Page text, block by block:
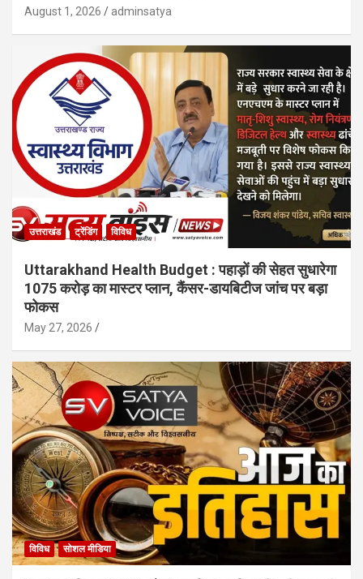
August 1, 2026 adminsatya
उत्तराखंड ट्रेंडिंग विविध
Uttarakhand Health Budget : पहाड़ों की सेहत सुधारेगा
1075 करोड़ का मास्टर प्लान, कैंसर-डायबिटीज जांच पर बड़ा
फोकस
May 27, 2026
विविध सोशल मीडिया